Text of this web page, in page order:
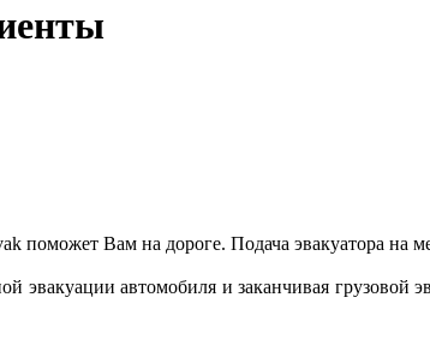
поможет Вам на дороге. Подача эвакуатора на
автомобиля и заканчивая грузовой